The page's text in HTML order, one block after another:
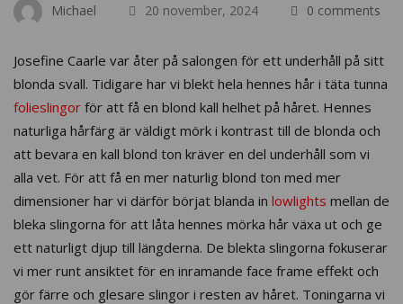
Michael 20 november, 2024 0 comments
Josefine Caarle var åter på salongen för ett underhåll på sitt
blonda svall. Tidigare har vi blekt hela hennes hår i täta tunna
folieslingor för att få en blond kall helhet på håret. Hennes
naturliga hårfärg är väldigt mörk i kontrast till de blonda och
att bevara en kall blond ton kräver en del underhåll som vi
alla vet. För att få en mer naturlig blond ton med mer
dimensioner har vi därför börjat blanda in lowlights mellan de
bleka slingorna för att låta hennes mörka hår växa ut och ge
ett naturligt djup till längderna. De blekta slingorna fokuserar
vi mer runt ansiktet för en inramande face frame effekt och
gör färre och glesare slingor i resten av håret. Toningarna vi